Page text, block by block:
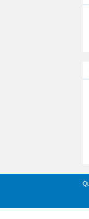
Rao vặt
Rao vặt
Rao vặt
Rao vặt
Rao vặt